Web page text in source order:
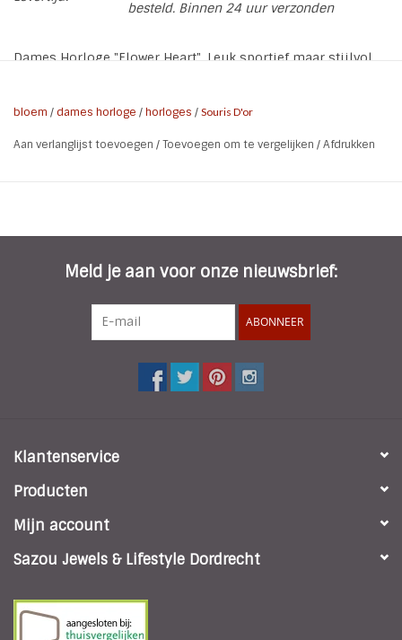
besteld. Binnen 24 uur verzonden
Dames Horloge "Flower Heart". Leuk sportief maar stijlvol
* Kleur: Zwart | Rose Goud
* Totale lengte horloge en band: 25 cm
bloem / dames horloge /horloges / Souris D'or
Aan verlanglijst toevoegen /Toevoegen om te vergelijken /Afdrukken
Meld je aan voor onze nieuwsbrief:
ABONNEER
Klantenservice
Producten
Mijn account
Sazou Jewels & Lifestyle Dordrecht